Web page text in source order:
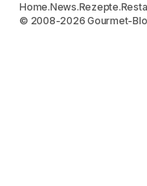
Home.News.Rezepte.
© 2008-2026 Gourmet-